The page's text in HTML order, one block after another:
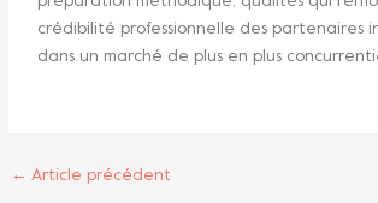
crédibilité professionnelle des partenaires
dans un marché de plus en plus
← Article précédent